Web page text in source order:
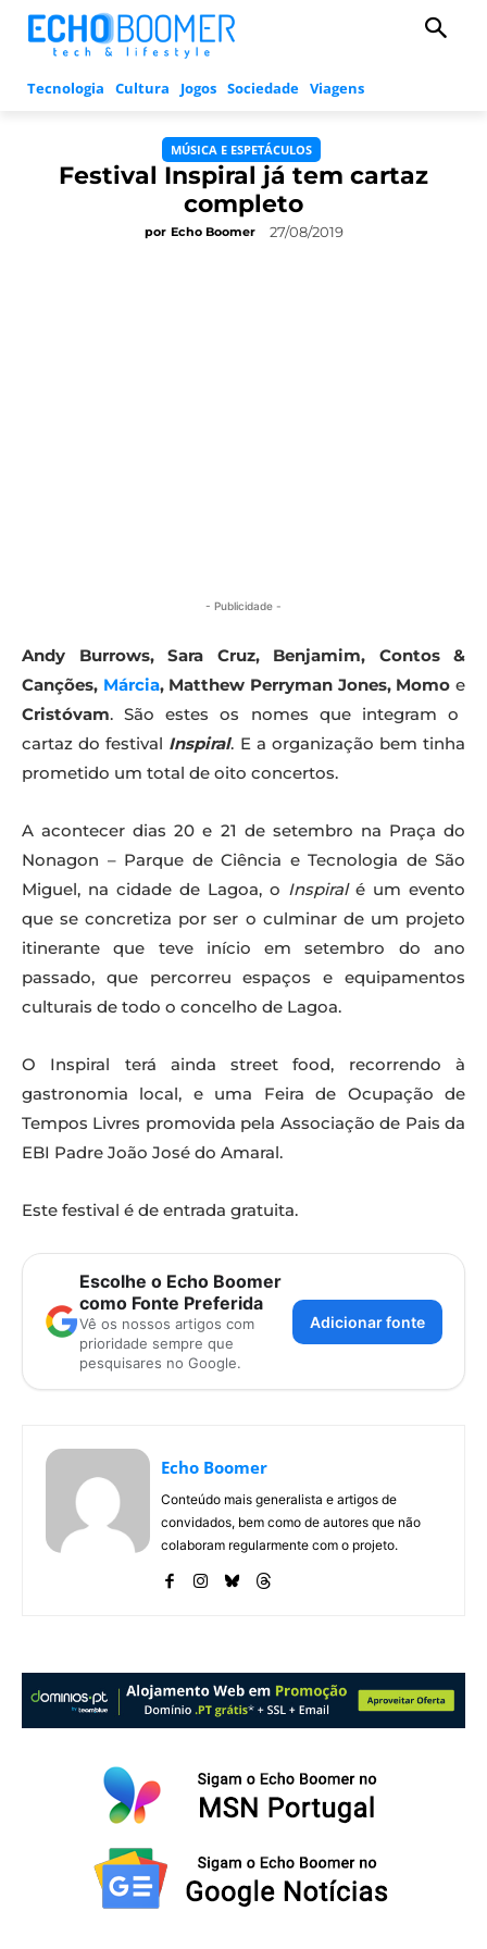
Tecnologia Cultura Jogos Sociedade Viagens
MÚSICA E ESPETÁCULOS
Festival Inspiral já tem cartaz
completo
por Echo Boomer 27/08/2019
- Publicidade -
Andy Burrows, Sara Cruz, Benjamim, Contos &
Canções, Márcia, Matthew Perryman Jones, Momoe
Cristóvam. São estes os nomes que integram o
cartaz do festival Inspiral. E a organização bem tinha
prometido um total de oito concertos.
A acontecer dias 20 e 21 de setembro na Praça do
Nonagon – Parque de Ciência e Tecnologia de São
Miguel, na cidade de Lagoa, o Inspiralé um evento
que se concretiza por ser o culminar de um projeto
itinerante que teve início em setembro do ano
passado, que percorreu espaços e equipamentos
culturais de todo o concelho de Lagoa.
O Inspiral terá ainda street food, recorrendo à
gastronomia local, e uma Feira de Ocupação de
Tempos Livres promovida pela Associação de Pais da
EBI Padre João José do Amaral.
Este festival é de entrada gratuita.
Escolhe o Echo Boomer
como Fonte Preferida
Vê os nossos artigos com
prioridade sempre que
pesquisares no Google.
Adicionar fonte
Echo Boomer
Conteúdo mais generalista e artigos de
convidados, bem como de autores que não
colaboram regularmente com o projeto.